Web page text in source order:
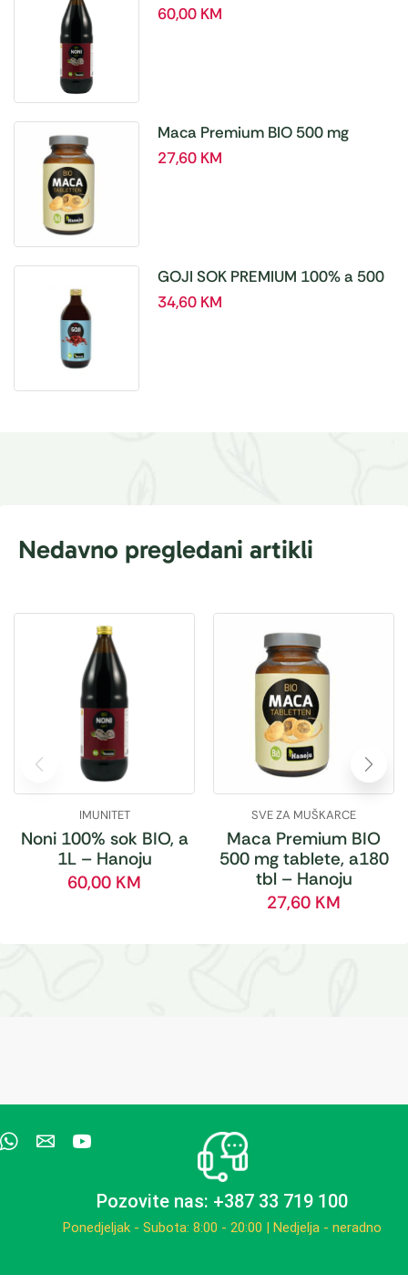
60,00 KM
Maca Premium BIO 500 mg
tablete, a180 tbl – Hanoju
27,60 KM
GOJI SOK PREMIUM 100% a 500
ml
34,60 KM
Nedavno pregledani artikli
IMUNITET
Noni 100% sok BIO, a
1L – Hanoju
60,00 KM
SVE ZA MUŠKARCE
Maca Premium BIO
500 mg tablete, a180
tbl – Hanoju
27,60 KM
Pozovite nas: +387 33 719 100
Ponedjeljak - Subota: 8:00 - 20:00 | Nedjelja - neradno